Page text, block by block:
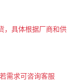
，具体根据厂商和供
需求可咨询客服